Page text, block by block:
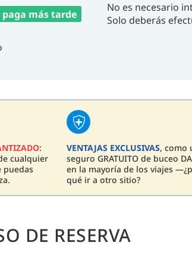
paga más tarde
No es necesario
Solo deberás
:
cualquier
puedas
VENTAJAS EXCLUSIVAS, como
seguro GRATUITO de buceo
en la mayoría de los viajes
qué ir a otro sitio?
DE RESERVA